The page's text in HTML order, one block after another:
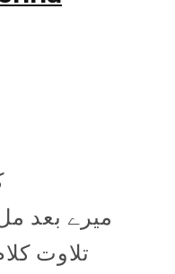
میرے بعد
تلاوت